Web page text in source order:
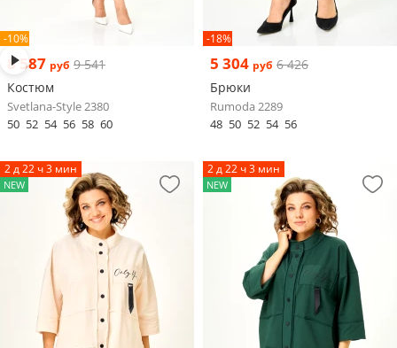
-10%
8 587 руб 9 541
Костюм
Svetlana-Style 2380
50 52 54 56 58 60
-18%
5 304 руб 6 426
Брюки
Rumoda 2289
48 50 52 54 56
2 д 22 ч 3 мин
NEW
2 д 22 ч 3 мин
NEW